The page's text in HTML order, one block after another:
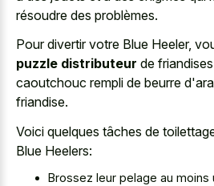
résoudre des problèmes.
Pour divertir votre Blue Heeler,
puzzle distributeur de
caoutchouc rempli de beurre
friandise.
Voici quelques tâches de
Blue Heelers:
Brossez leur pelage au moins